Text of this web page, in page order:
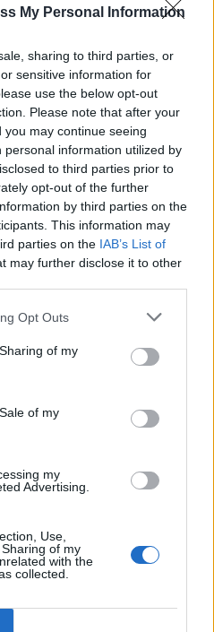
My Personal Information
sharing to third parties, or
sensitive information for
use the below opt-out
Please note that after your
may continue seeing
information utilized by
to third parties prior to
opt-out of the further
by third parties on the
This information may
parties on the IAB’s List of
may further disclose it to other
Opt Outs
of my
of my
my
Advertising.
Use,
of my
with the
collected.